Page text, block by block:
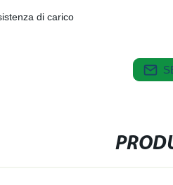
di carico